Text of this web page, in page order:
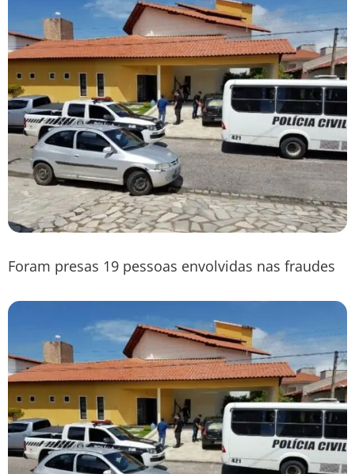
Foram presas 19 pessoas envolvidas nas fraudes